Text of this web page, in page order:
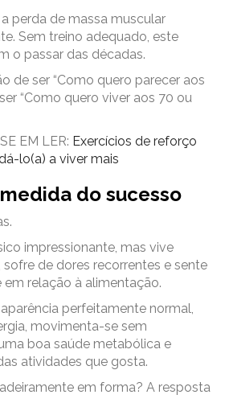
perda de massa muscular
Sem treino adequado, este
o passar das décadas.
de ser “Como quero parecer aos
“Como quero viver aos 70 ou
EM LER: Exercícios de reforço
lo(a) a viver mais
do sucesso
impressionante, mas vive
de dores recorrentes e sente
relação à alimentação.
perfeitamente normal,
movimenta-se sem
boa saúde metabólica e
atividades que gosta.
em forma? A resposta